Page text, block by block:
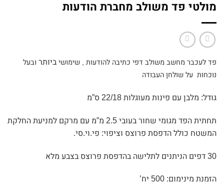
מולטי פד משולב מחברת הודעות
פד לעכבר מחשב משולב דפי כתיבה להודעות , שימושי ביותר ובעל
נוכחות על שולחן העבודה
גודל: מלבן עם פינות מעוגלות 22/18 ס”מ
תחתית הפד מגומי שחור בעובי 2.5 מ”מ עם מרקם למניעת החלקת
המשטח כולל הדפסת פרוצס וציפוי: פי.וי.סי.
30 דפים הניתנים לתלישה בהדפסת פרוצס בצבע מלא
הזמנת מינימום: 500 יח’